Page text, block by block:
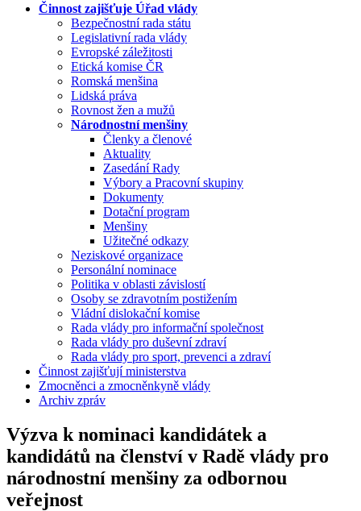
Činnost zajišťuje Úřad vlády
Bezpečnostní rada státu
Legislativní rada vlády
Evropské záležitosti
Etická komise ČR
Romská menšina
Lidská práva
Rovnost žen a mužů
Národnostní menšiny
Členky a členové
Aktuality
Zasedání Rady
Výbory a Pracovní skupiny
Dokumenty
Dotační program
Menšiny
Užitečné odkazy
Neziskové organizace
Personální nominace
Politika v oblasti závislostí
Osoby se zdravotním postižením
Vládní dislokační komise
Rada vlády pro informační společnost
Rada vlády pro duševní zdraví
Rada vlády pro sport, prevenci a zdraví
Činnost zajišťují ministerstva
Zmocněnci a zmocněnkyně vlády
Archiv zpráv
Výzva k nominaci kandidátek a
kandidátů na členství v Radě vlády pro
národnostní menšiny za odbornou
veřejnost